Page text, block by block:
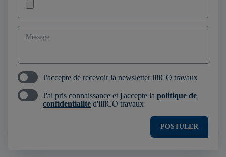
Message
J'accepte de recevoir la newsletter illiCO travaux
J'ai pris connaissance et j'accepte la politique de
confidentialité d'illiCO travaux
POSTULER